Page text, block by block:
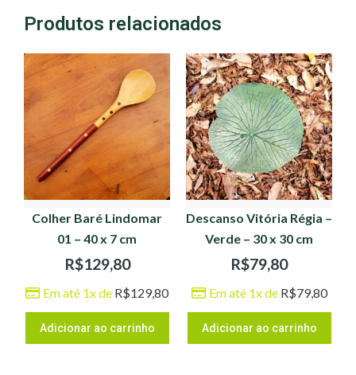
Produtos relacionados
Colher Baré Lindomar
01 – 40 x 7 cm
R$129,80
Em até 1x de R$129,80
Adicionar ao carrinho
Descanso Vitória Régia –
Verde – 30 x 30 cm
R$79,80
Em até 1x de R$79,80
Adicionar ao carrinho